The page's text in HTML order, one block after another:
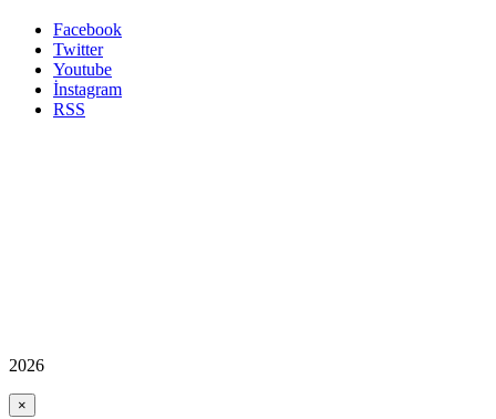
Facebook
Twitter
Youtube
İnstagram
RSS
2026
×